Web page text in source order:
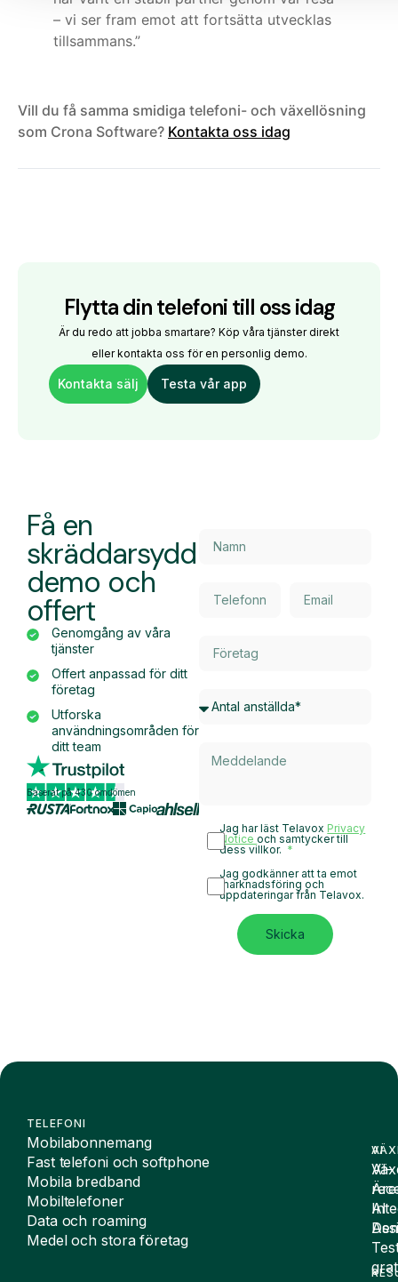
– vi ser fram emot att fortsätta utvecklas
tillsammans.”
Vill du få samma smidiga telefoni- och växellösning
som Crona Software? Kontakta oss idag
Flytta din telefoni till oss idag
Är du redo att jobba smartare? Köp våra tjänster direkt
eller kontakta oss för en personlig demo.
Kontakta sälj Testa vår app
Få en
skräddarsydd
demo och
offert
Genomgång av våra
tjänster
Offert anpassad för ditt
företag
Utforska
användningsområden för
ditt team
Baserat på 430 omdömen
Jag har läst Telavox Privacy
Noticeoch samtycker till
dess villkor.
Jag godkänner att ta emot
marknadsföring och
uppdateringar från Telavox.
Skicka
TELEFONI
Mobilabonnemang
Fast telefoni och softphone
Mobila bredband
Mobiltelefoner
Data och roaming
Medel och stora företag
AI
AI-
AI